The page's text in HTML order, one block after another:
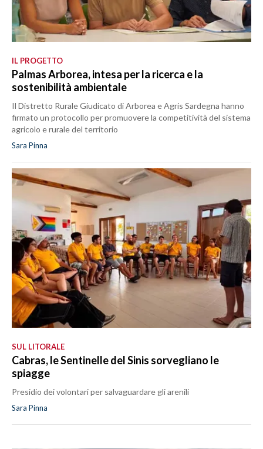
IL PROGETTO
Palmas Arborea, intesa per la ricerca e la
sostenibilità ambientale
Il Distretto Rurale Giudicato di Arborea e Agris Sardegna hanno
firmato un protocollo per promuovere la competitività del sistema
agricolo e rurale del territorio
Sara Pinna
SUL LITORALE
Cabras, le Sentinelle del Sinis sorvegliano le
spiagge
Presidio dei volontari per salvaguardare gli arenili
Sara Pinna